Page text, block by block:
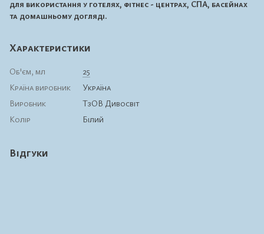
для використання у готелях, фітнес - центрах, СПА, басейнах
та домашньому догляді.
Характеристики
Об'єм, мл
25
Країна виробник
Україна
Виробник
ТзОВ Дивосвіт
Колір
Білий
Відгуки